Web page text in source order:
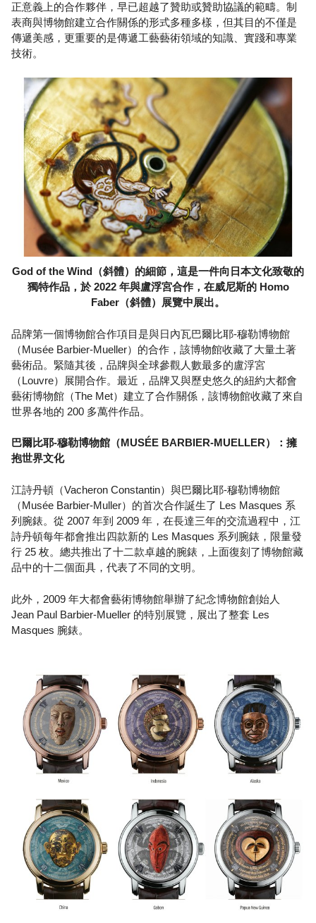
正意義上的合作夥伴，早已超越了贊助或贊助協議的範疇。制
表商與博物館建立合作關係的形式多種多樣，但其目的不僅是
傳遞美感，更重要的是傳遞工藝藝術領域的知識、實踐和專業
技術。
God of the Wind（斜體）的細節，這是一件向日本文化致敬的
獨特作品，於 2022 年與盧浮宮合作，在威尼斯的 Homo
Faber（斜體）展覽中展出。
品牌第一個博物館合作項目是與日內瓦巴爾比耶-穆勒博物館
（Musée Barbier-Mueller）的合作，該博物館收藏了大量土著
藝術品。緊隨其後，品牌與全球參觀人數最多的盧浮宮
（Louvre）展開合作。最近，品牌又與歷史悠久的紐約大都會
藝術博物館（The Met）建立了合作關係，該博物館收藏了來自
世界各地的 200 多萬件作品。
巴爾比耶-穆勒博物館（MUSÉE BARBIER-MUELLER）：擁
抱世界文化
江詩丹頓（Vacheron Constantin）與巴爾比耶-穆勒博物館
（Musée Barbier-Muller）的首次合作誕生了 Les Masques 系
列腕錶。從 2007 年到 2009 年，在長達三年的交流過程中，江
詩丹頓每年都會推出四款新的 Les Masques 系列腕錶，限量發
行 25 枚。總共推出了十二款卓越的腕錶，上面復刻了博物館藏
品中的十二個面具，代表了不同的文明。
此外，2009 年大都會藝術博物館舉辦了紀念博物館創始人
Jean Paul Barbier-Mueller 的特別展覽，展出了整套 Les
Masques 腕錶。